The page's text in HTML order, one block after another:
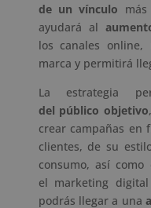
de un vínculo
ayudará al
los canales
marca y permitirá
La estrategia
del público objetivo
crear campañas en
clientes, de su
consumo, así
el marketing
podrás llegar a una